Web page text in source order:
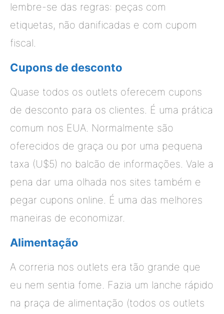
lembre-se das regras: peças com
etiquetas, não danificadas e com cupom
fiscal.
Cupons de desconto
Quase todos os outlets oferecem cupons
de desconto para os clientes. É uma prática
comum nos EUA. Normalmente são
oferecidos de graça ou por uma pequena
taxa (U$5) no balcão de informações. Vale a
pena dar uma olhada nos sites também e
pegar cupons online. É uma das melhores
maneiras de economizar.
Alimentação
A correria nos outlets era tão grande que
eu nem sentia fome. Fazia um lanche rápido
na praça de alimentação (todos os outlets